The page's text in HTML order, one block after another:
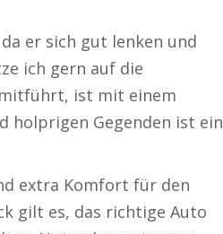
er sich gut lenken und
ich gern auf die
mitführt, ist mit einem
holprigen Gegenden ist ein
extra Komfort für den
gilt es, das richtige Auto